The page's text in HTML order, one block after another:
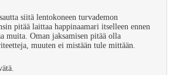
siitä lentokoneen turvademon
pitää laittaa happinaamari itselleen ennen
muita. Oman jaksamisen pitää olla
muuten ei mistään tule mittään.